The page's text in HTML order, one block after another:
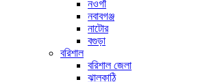
নওগাঁ
নবাবগঞ্জ
নাটোর
বগুড়া
বরিশাল
বরিশাল জেলা
ঝালকাঠি